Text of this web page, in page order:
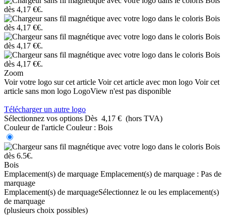
Zoom
Voir votre logo sur cet article Voir cet article avec mon logo Voir cet
article sans mon logo LogoView n'est pas disponible
Télécharger un autre logo
Sélectionnez vos options Dès 4,17 € (hors TVA)
Couleur de l'article Couleur : Bois
Bois
Emplacement(s) de marquage Emplacement(s) de marquage : Pas de
marquage
Emplacement(s) de marquageSélectionnez le ou les emplacement(s)
de marquage
(plusieurs choix possibles)